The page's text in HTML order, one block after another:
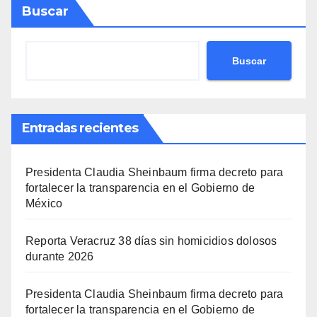
Buscar
Buscar
Entradas recientes
Presidenta Claudia Sheinbaum firma decreto para
fortalecer la transparencia en el Gobierno de
México
Reporta Veracruz 38 días sin homicidios dolosos
durante 2026
Presidenta Claudia Sheinbaum firma decreto para
fortalecer la transparencia en el Gobierno de